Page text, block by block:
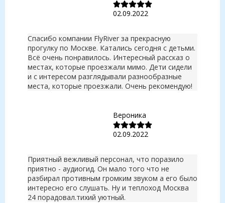
02.09.2022
Спасибо компании FlyRiver за прекрасную
прогулку по Москве. Катались сегодня с детьми.
Всё очень понравилось. Интересный рассказ о
местах, которые проезжали мимо. Дети сидели
и с интересом разглядывали разнообразные
места, которые проезжали. Очень рекомендую!
Вероника
02.09.2022
Приятный вежливый персонал, что поразило
приятно - аудиогид. Он мало того что не
разбирал противным громким звуком а его было
интересно его слушать. Ну и теплоход Москва
24 порадовал.тихий уютный.